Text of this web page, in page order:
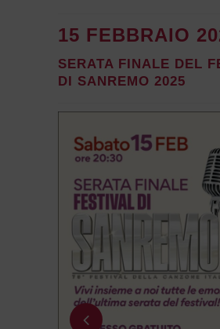
15 FEBBRAIO
SERATA FINALE DEL
DI SANREMO 2025